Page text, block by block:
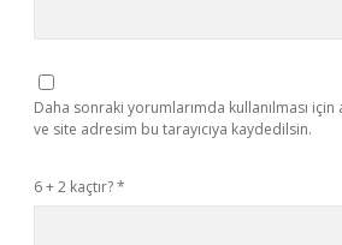
Daha sonraki yorumlarımda kullanılması
ve site adresim bu tarayıcıya kaydedilsin.
6 + 2 kaçtır?*